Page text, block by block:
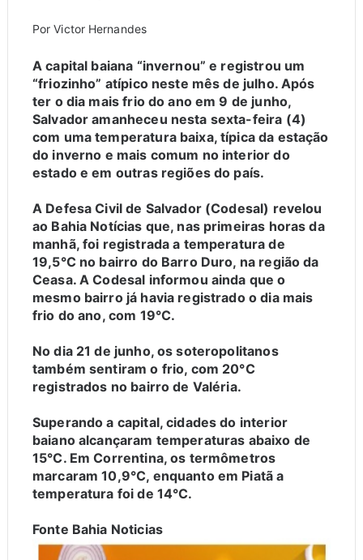
PorVictor Hernandes
A capital baiana “invernou” e registrou um
“friozinho” atípico neste mês de julho. Após
ter o dia mais frio do ano em 9 de junho,
Salvador amanheceu nesta sexta-feira (4)
com uma temperatura baixa, típica da estação
do inverno e mais comum no interior do
estado e em outras regiões do país.
A Defesa Civil de Salvador (Codesal) revelou
ao Bahia Notícias que, nas primeiras horas da
manhã, foi registrada a temperatura de
19,5°C no bairro do Barro Duro, na região da
Ceasa. A Codesal informou ainda que o
mesmo bairro já havia registrado o dia mais
frio do ano, com 19°C.
No dia 21 de junho, os soteropolitanos
também sentiram o frio, com 20°C
registrados no bairro de Valéria.
Superando a capital, cidades do interior
baiano alcançaram temperaturas abaixo de
15°C. Em Correntina, os termômetros
marcaram 10,9°C, enquanto em Piatã a
temperatura foi de 14°C.
Fonte Bahia Noticias